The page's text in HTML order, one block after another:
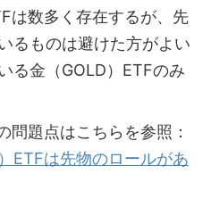
は数多く存在するが、先
るものは避けた方がよい
る金（GOLD）ETFのみ
問題点はこちらを参照：
ETFは先物のロールがあ